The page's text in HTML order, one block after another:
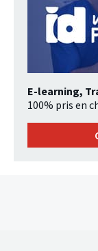
E-learning,
100% pris en